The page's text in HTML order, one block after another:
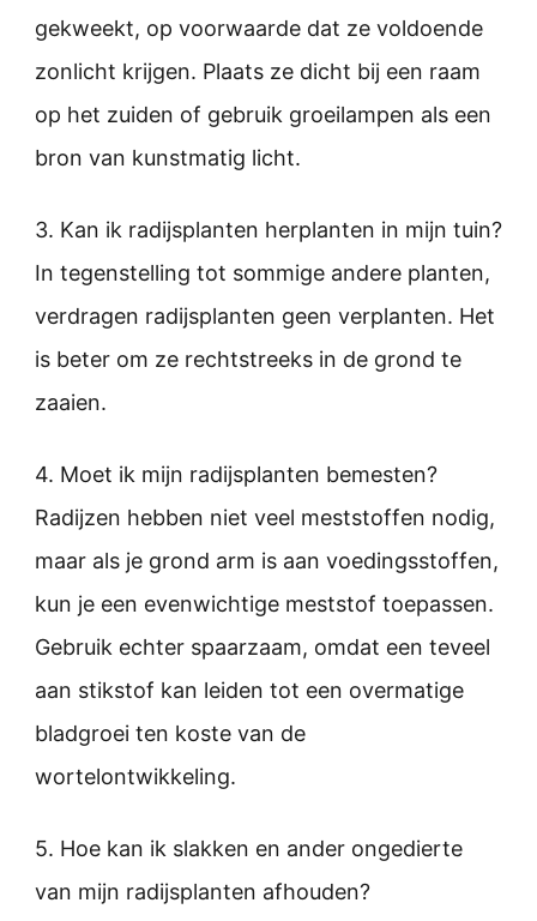
gekweekt, op voorwaarde dat ze voldoende
zonlicht krijgen. Plaats ze dicht bij een raam
op het zuiden of gebruik groeilampen als een
bron van kunstmatig licht.
3. Kan ik radijsplanten herplanten in mijn tuin?
In tegenstelling tot sommige andere planten,
verdragen radijsplanten geen verplanten. Het
is beter om ze rechtstreeks in de grond te
zaaien.
4. Moet ik mijn radijsplanten bemesten?
Radijzen hebben niet veel meststoffen nodig,
maar als je grond arm is aan voedingsstoffen,
kun je een evenwichtige meststof toepassen.
Gebruik echter spaarzaam, omdat een teveel
aan stikstof kan leiden tot een overmatige
bladgroei ten koste van de
wortelontwikkeling.
5. Hoe kan ik slakken en ander ongedierte
van mijn radijsplanten afhouden?